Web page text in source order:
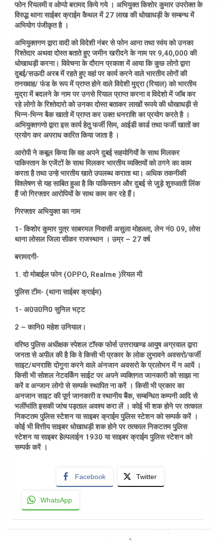
फोन रियलमी व ओप्पो बरामद किये गये । अभियुक्त किशोर कुमार उपरोक्त के
विरुद्ध थाना साईबर क्राईम कैथल में 27 लाख की धोखाधड़ी के सम्बन्ध में
अभियोग पंजीकृत है ।
अभियुक्तगण द्वारा वादी को विदेशी नंबर से फोन आना तथा स्वंय को उनका
रिश्तेदार अथवा दोस्त बताते हुए जमीन खरीदने के नाम पर 9,40,000 की
धोखाधड़ी करना। विवेचना के दौरान प्रकाश में आया कि कुछ लोगो द्वारा
दुबई/सऊदी अरब में रहते हुए वहां पर कार्य करने वाले भारतीय लोगों की
तनख्वाह/ फंड के रूप में प्राप्त होने वाले विदेशी मुद्रा (रियाल) को भारतीय
मुद्रा में बदलने के नाम पर उनसे रियाल प्राप्त करना व विदेशो में जॉब कर
रहे लोगो के रिश्तेदारो को उनका दोस्त बताकर लाखों रूपये की धोखाधड़ी से
भिन्न-भिन्न बैक खातो में प्राप्त कर उक्त धनराशि का प्रयोग करते है ।
अभियुक्तगणो द्वारा इस कार्य हेतु फर्जी सिम, आईडी कार्ड तथा फर्जी खातों का
प्रयोग कर अपराध कारित किया जाता है ।
आरोपी ने कबूल किया कि वह अपने दुबई सहयोगियों के साथ मिलकर
पाकिस्तान के एजेंटों के साथ मिलकर भारतीय व्यक्तियों को ठगने का काम
करता है तथा उन्हे भारतीय खाते उपलब्ध कराता था। अधिक तकनीकी
विश्लेषण से यह साबित हुआ है कि पाकिस्तान और दुबई से जुड़े शुरुआती लिंक
हैं जो गिरफ्तार आरोपियों के साथ काम कर रहे हैं।
गिरफ्तार अभियुक्त का नाम
1- किशोर कुमार पुत्र साबरमल निवासी असुला मोहल्ला, लेन नं0 09, लोस
थाना लोसल जिला सीकर राजस्थान । उम्र – 27 वर्ष
बरामदगी-
1. दो मोबाईल फोन (OPPO, Realme )रियल मी
पुलिस टीम- (थाना साईबर क्राईम)
1- अ0उ0नि0 सुनिल भट्ट
2 – कानि0 महेश उनियाल।
वरिष्ठ पुलिस अधीक्षक स्पेशल टॉस्क फोर्स उत्तराखण्ड आयुष अग्रवाल द्वारा
जनता से अपील की है कि वे किसी भी प्रकार के लोक लुभावने अवसरो/फर्जी
साइट/धनराशि दोगुना करने वाले अंनजान अवसरो के प्रलोभन में न आयें ।
किसी भी सोशल नेटवर्किंग साईट पर अपने व्यक्तिगत जानकारी को साझा ना
करें व अन्जान लोगो से सम्पर्क स्थापित ना करें । किसी भी प्रकार का
अनजान साइट की पूर्ण जानकारी व स्थानीय बैंक, सम्बन्धित कम्पनी आदि से
भलींभांति इसकी जांच पड़ताल अवश्य करा लें । कोई भी शक होने पर तत्काल
निकटतम पुलिस स्टेशन या साइबर क्राईम पुलिस स्टेशन को सम्पर्क करें ।
कोई भी वित्तीय साइबर धोखाधड़ी शक होने पर तत्काल निकटतम पुलिस
स्टेशन या साइबर हेल्पलाईन 1930 या साइबर क्राईम पुलिस स्टेशन को
सम्पर्क करें ।
Facebook Twitter
WhatsApp